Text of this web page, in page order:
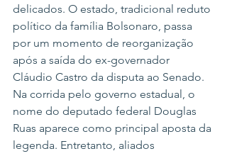
delicados. O estado, tradicional reduto
político da família Bolsonaro, passa
por um momento de reorganização
após a saída do ex-governador
Cláudio Castro da disputa ao Senado.
Na corrida pelo governo estadual, o
nome do deputado federal Douglas
Ruas aparece como principal aposta da
legenda. Entretanto, aliados